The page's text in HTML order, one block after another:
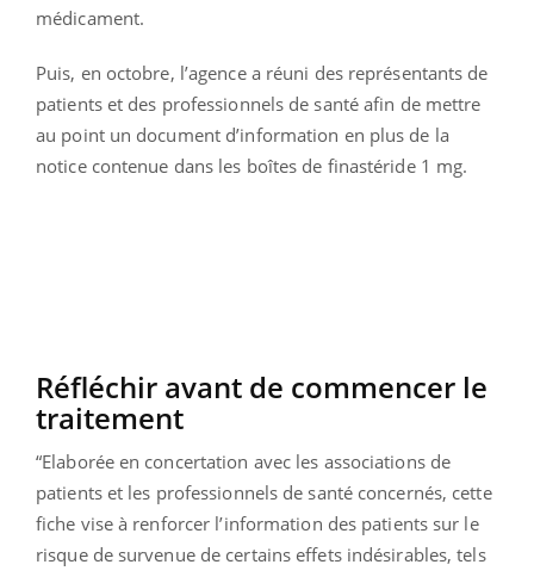
médicament.
Puis, en octobre, l’agence a réuni des représentants de
patients et des professionnels de santé afin de mettre
au point un document d’information en plus de la
notice contenue dans les boîtes de finastéride 1 mg.
Réfléchir avant de commencer le
traitement
“Elaborée en concertation avec les associations de
patients et les professionnels de santé concernés, cette
fiche vise à renforcer l’information des patients sur le
risque de survenue de certains effets indésirables, tels